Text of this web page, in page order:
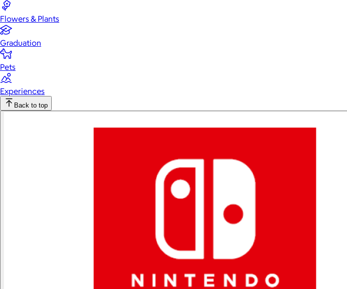
Flowers & Plants
Graduation
Pets
Experiences
Back to top